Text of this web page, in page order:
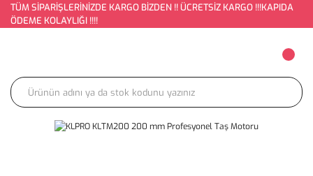
TÜM SİPARİŞLERİNİZDE KARGO BİZDEN !! ÜCRETSİZ KARGO !!!KAPIDA
ÖDEME KOLAYLIĞI !!!!